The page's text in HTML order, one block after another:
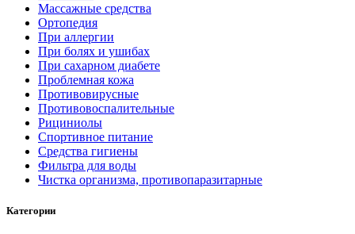
Массажные средства
Ортопедия
При аллергии
При болях и ушибах
При сахарном диабете
Проблемная кожа
Противовирусные
Противовоспалительные
Рициниолы
Спортивное питание
Средства гигиены
Фильтра для воды
Чистка организма, противопаразитарные
Категории